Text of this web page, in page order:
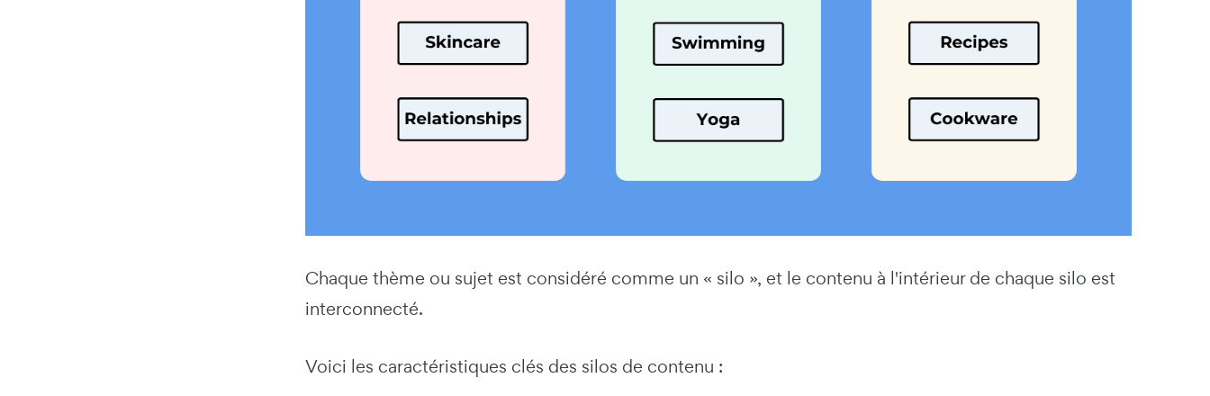
Chaque thème ou sujet est considéré comme un « silo », et le contenu à l'intérieur de chaque silo est
interconnecté.
Voici les caractéristiques clés des silos de contenu :